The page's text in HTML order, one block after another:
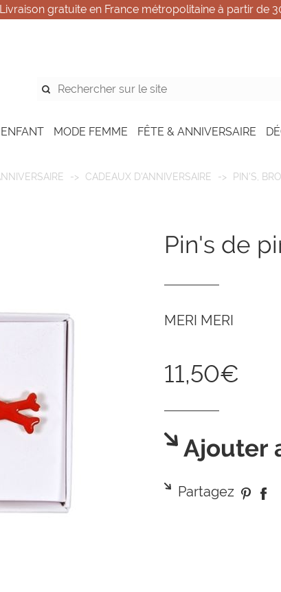
Livraison gratuite en France métropolitaine à partir de
MODE FEMME FÊTE & ANNIVERSAIRE
CADEAUX D'ANNIVERSAIRE PIN'S,
pin's de
MERI MERI
11,50€
Ajouter
Partagez